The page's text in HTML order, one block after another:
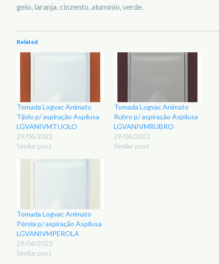
gelo, laranja, cinzento, alumínio, verde.
Related
Tomada Logvac Animato
Tijolo p/ aspiração Aspilusa
LGVANIVMTIJOLO
29/06/2022
Similar post
Tomada Logvac Animato
Rubro p/ aspiração Aspilusa
LGVANIVMRUBRO
29/06/2022
Similar post
Tomada Logvac Animato
Pérola p/ aspiração Aspilusa
LGVANIVMPEROLA
29/06/2022
Similar post